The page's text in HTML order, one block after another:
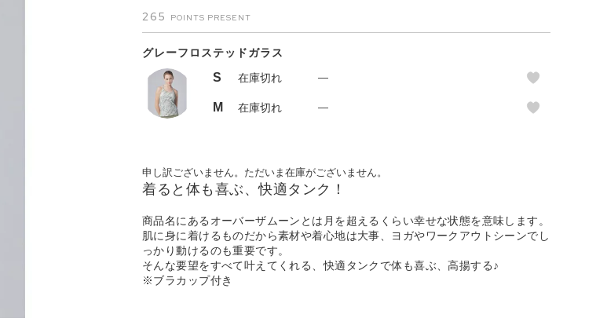
265
グレーフロステッドガラス
S 在庫切れ —
M 在庫切れ —
申し訳ございません。ただいま在庫がございません。
着ると体も喜ぶ、快適タンク！
商品名にあるオーバーザムーンとは月を超えるくらい幸せな状態を意味します。
肌に身に着けるものだから素材や着心地は大事、ヨガやワークアウトシーンでし
っかり動けるのも重要です。
そんな要望をすべて叶えてくれる、快適タンクで体も喜ぶ、高揚する♪
※ブラカップ付き